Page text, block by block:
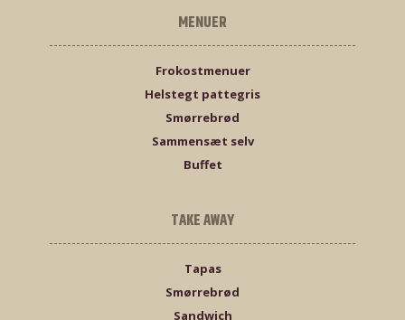
MENUER
Frokostmenuer
Helstegt pattegris
Smørrebrød
Sammensæt selv
Buffet
TAKE AWAY
Tapas
Smørrebrød
Sandwich